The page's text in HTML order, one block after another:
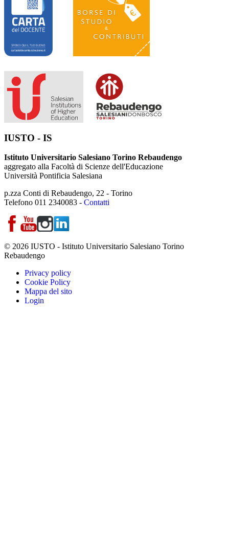
IUSTO - IS
Istituto Universitario Salesiano Torino Rebaudengo
aggregato alla Facoltà di Scienze dell'Educazione
Università Pontificia Salesiana
p.zza Conti di Rebaudengo, 22 - Torino
Telefono 011 2340083 - Contatti
© 2026 IUSTO - Istituto Universitario Salesiano Torino
Rebaudengo
Privacy policy
Cookie Policy
Mappa del sito
Login